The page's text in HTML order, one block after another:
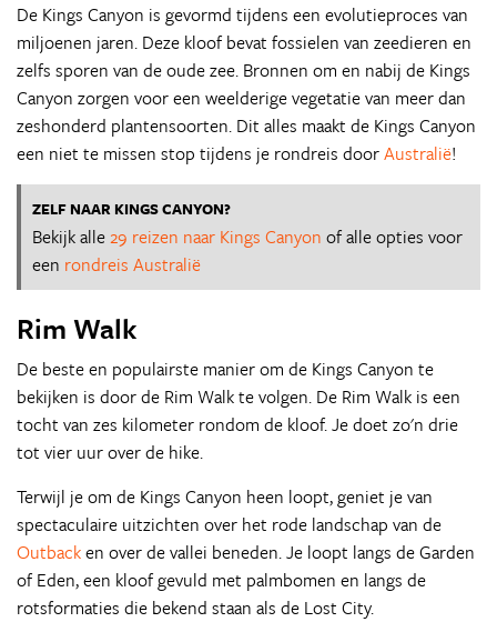
De Kings Canyon is gevormd tijdens een evolutieproces van
miljoenen jaren. Deze kloof bevat fossielen van zeedieren en
zelfs sporen van de oude zee. Bronnen om en nabij de Kings
Canyon zorgen voor een weelderige vegetatie van meer dan
zeshonderd plantensoorten. Dit alles maakt de Kings Canyon
een niet te missen stop tijdens je rondreis doorAustralië!
ZELF NAAR KINGS CANYON?
Bekijk alle29 reizen naar Kings Canyon of alle opties voor
een rondreis Australië
Rim Walk
De beste en populairste manier om de Kings Canyon te
bekijken is door de Rim Walk te volgen. De Rim Walk is een
tocht van zes kilometer rondom de kloof. Je doet zo'n drie
tot vier uur over de hike.
Terwijl je om de Kings Canyon heen loopt, geniet je van
spectaculaire uitzichten over het rode landschap van de
Outbacken over de vallei beneden. Je loopt langs de Garden
of Eden, een kloof gevuld met palmbomen en langs de
rotsformaties die bekend staan als de Lost City.